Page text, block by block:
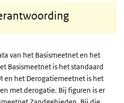
van het Basismeetnet en het
Basismeetnet is het standaard
en het Derogatiemeetnet is het
met derogatie. Bij figuren is er